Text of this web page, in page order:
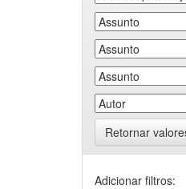
Retornar
Adicionar filtros: